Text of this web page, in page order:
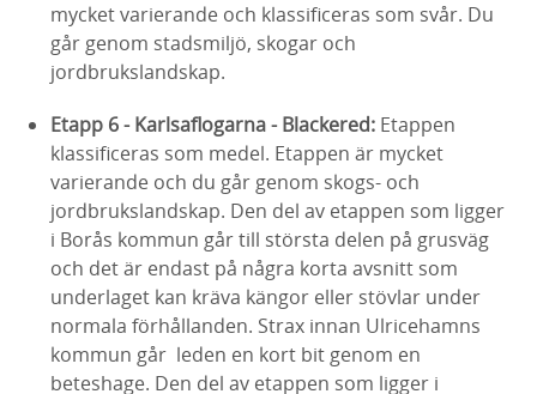
mycket varierande och klassificeras som svår. Du
går genom stadsmiljö, skogar och
jordbrukslandskap.
Etapp 6 - Karlsaflogarna - Blackered: Etappen
klassificeras som medel. Etappen är mycket
varierande och du går genom skogs- och
jordbrukslandskap. Den del av etappen som ligger
i Borås kommun går till största delen på grusväg
och det är endast på några korta avsnitt som
underlaget kan kräva kängor eller stövlar under
normala förhållanden. Strax innan Ulricehamns
kommun går leden en kort bit genom en
beteshage. Den del av etappen som ligger i